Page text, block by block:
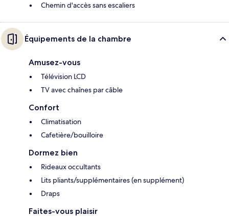
Chemin d'accès sans escaliers
Équipements de la chambre
Amusez-vous
Télévision LCD
TV avec chaînes par câble
Confort
Climatisation
Cafetière/bouilloire
Dormez bien
Rideaux occultants
Lits pliants/supplémentaires (en supplément)
Draps
Faites-vous plaisir